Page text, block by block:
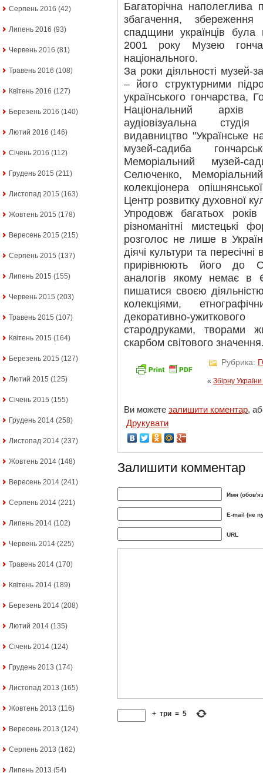
Серпень 2016 (42)
Липень 2016 (93)
Червень 2016 (81)
Травень 2016 (108)
Квітень 2016 (127)
Березень 2016 (140)
Лютий 2016 (146)
Січень 2016 (112)
Грудень 2015 (211)
Листопад 2015 (163)
Жовтень 2015 (178)
Вересень 2015 (215)
Серпень 2015 (137)
Липень 2015 (155)
Червень 2015 (203)
Травень 2015 (107)
Квітень 2015 (164)
Березень 2015 (127)
Лютий 2015 (125)
Січень 2015 (155)
Грудень 2014 (258)
Листопад 2014 (237)
Жовтень 2014 (148)
Вересень 2014 (241)
Серпень 2014 (221)
Липень 2014 (102)
Червень 2014 (225)
Травень 2014 (170)
Квітень 2014 (189)
Березень 2014 (208)
Лютий 2014 (135)
Січень 2014 (124)
Грудень 2013 (174)
Листопад 2013 (165)
Жовтень 2013 (116)
Вересень 2013 (124)
Серпень 2013 (162)
Липень 2013 (54)
Багаторічна
збагачення,
спадщини українців
2001 року Музею
національного.
За роки діяльності музей-
– його структурними
українського гончарства,
Національний архів
аудіовізуальна
видавництво "Українське
музей-садиба
Меморіальний музей-
Селюченко,
колекціонера
Центр розвитку духовної
Упродовж багатьох
різноманітні мистецькі
розголос не лише в
діячі культури та
прирівнюють його до
аналогів якому немає в
пишатися своєю
колекціями,
декоративно-
стародруками, творами
скарбом світового
Рубрика:
« Збірну
Ви можете залишити коментар,
Друкувати
Залишити комментар
Имя
E-mail (не
URL
+ три = 5